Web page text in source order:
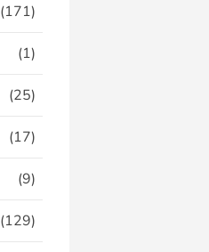
(171)
(1)
(25)
(17)
(9)
(129)